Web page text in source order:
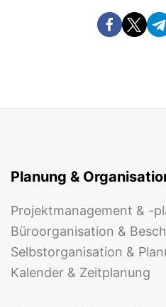
Planung &
Projektmanagement & -
Büroorganisation &
Selbstorganisation &
Kalender & Zeitplanung